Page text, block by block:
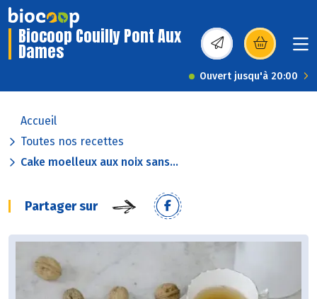
Biocoop Couilly Pont Aux
Dames (s’ouvre dans une
Ouvert jusqu'à 20:00
Accueil
Toutes nos recettes
Cake moelleux aux noix sans...
Partager sur